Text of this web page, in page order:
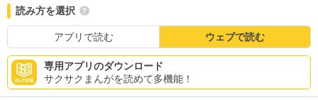
読み方を選択
アプリで読む ウェブで読む
専用アプリのダウンロード
サクサクまんがを読めて多機能！